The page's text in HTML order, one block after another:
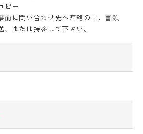
ピー
前に問い合わせ先へ連絡の上、書類
、または持参して下さい。